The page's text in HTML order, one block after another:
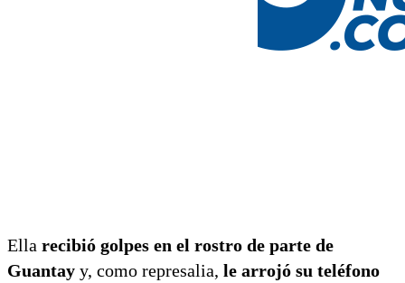
Ella recibió golpes en el rostro de parte de
Guantay y, como represalia, le arrojó su teléfono